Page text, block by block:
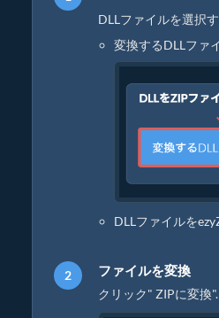
DLLファイルを選択
変換するDLLファ
DLLファイルを
ファイルを変換
クリック" ZIPに変換".